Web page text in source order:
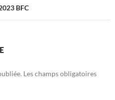
BFC
Les champs obligatoires